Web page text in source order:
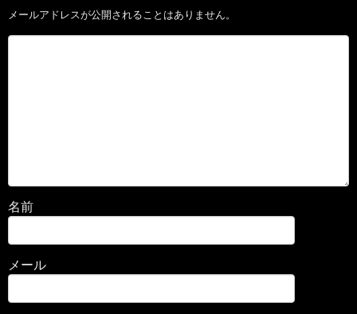
メールアドレスが公開されることはありません。
名前
メール